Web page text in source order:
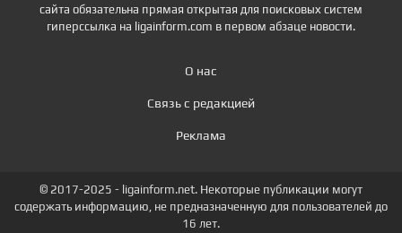
сайта обязательна прямая открытая для поисковых систем
гиперссылка на ligainform.com в первом абзаце новости.
О нас
Связь с редакцией
Реклама
© 2017-2025 - ligainform.net. Некоторые публикации могут
содержать информацию, не предназначенную для пользователей до
16 лет.